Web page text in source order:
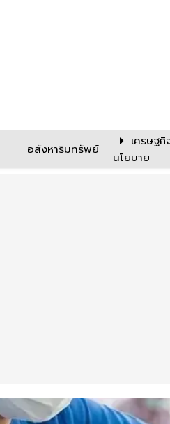
อสังหาริมทรัพย์
เศรษฐกิ
นโยบาย